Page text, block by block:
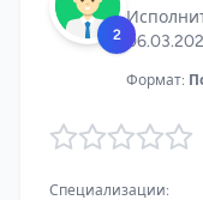
2
Формат:
Специализации: